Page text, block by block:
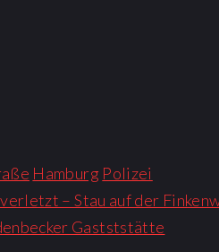
Hamburg Polizei
– Stau auf der
Gastststätte